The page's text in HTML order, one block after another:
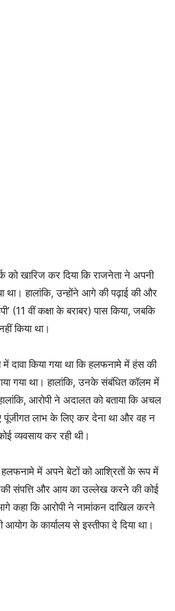
को खारिज कर दिया कि राजनेता ने अपनी
था। हालांकि, उन्होंने आगे की पढ़ाई की और
(11 वीं कक्षा के बराबर) पास किया, जबकि
किया था।
दावा किया गया था कि हलफनामे में हंस की
गया था। हालांकि, उनके संबंधित कॉलम में
आरोपी ने अदालत को बताया कि अचल
पूंजीगत लाभ के लिए कर देना था और वह न
व्यवसाय कर रही थी।
में अपने बेटों को आश्रितों के रूप में
संपत्ति और आय का उल्लेख करने की कोई
कहा कि आरोपी ने नामांकन दाखिल करने
आयोग के कार्यालय से इस्तीफा दे दिया था।